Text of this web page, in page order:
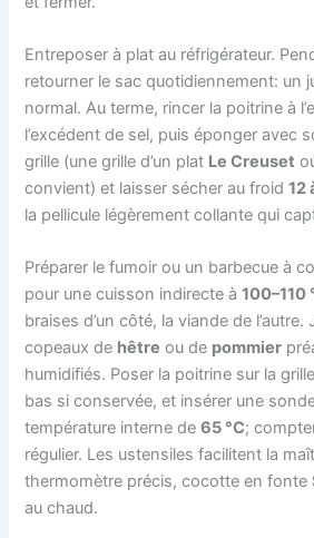
Entreposer à plat au réfrigérateur.
retourner le sac quotidiennement: un
normal. Au terme, rincer la poitrine à
l’excédent de sel, puis éponger avec
grille (une grille d’un plat Le Creuset
convient) et laisser sécher au froid12
la pellicule légèrement collante qui
Préparer le fumoir ou un barbecue à
pour une cuisson indirecte à100–110
braises d’un côté, la viande de
copeaux de hêtre ou de pommier
humidifiés. Poser la poitrine sur la
bas si conservée, et insérer une
température interne de65 °C;
régulier. Les ustensiles facilitent la
thermomètre précis, cocotte en fonte
au chaud.